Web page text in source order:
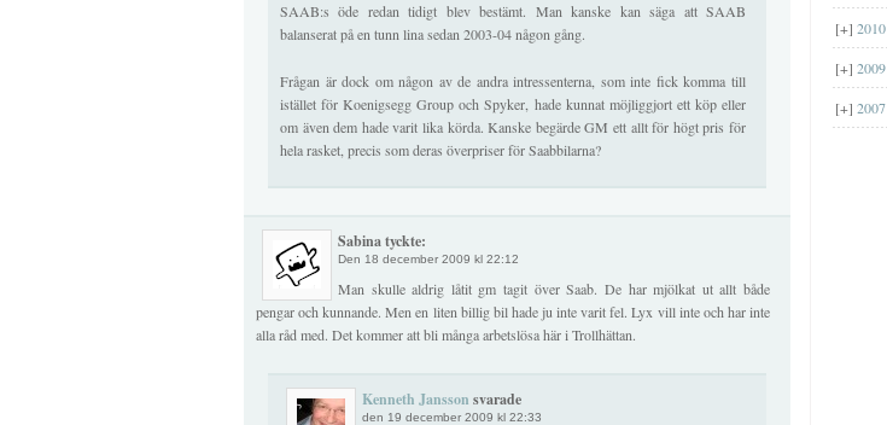
SAAB:s öde redan tidigt blev bestämt. Man kanske kan säga att SAAB
balanserat på en tunn lina sedan 2003-04 någon gång.
Frågan är dock om någon av de andra intressenterna, som inte fick komma till
istället för Koenigsegg Group och Spyker, hade kunnat möjliggjort ett köp eller
om även dem hade varit lika körda. Kanske begärde GM ett allt för högt pris för
hela rasket, precis som deras överpriser för Saabbilarna?
Sabina tyckte:
Den 18 december 2009 kl 22:12
Man skulle aldrig låtit gm tagit över Saab. De har mjölkat ut allt både
pengar och kunnande. Men en liten billig bil hade ju inte varit fel. Lyx vill inte och har inte
alla råd med. Det kommer att bli många arbetslösa här i Trollhättan.
Kenneth Jansson svarade
den 19 december 2009 kl 22:33
[+] 2010
[+] 2009
[+] 2007